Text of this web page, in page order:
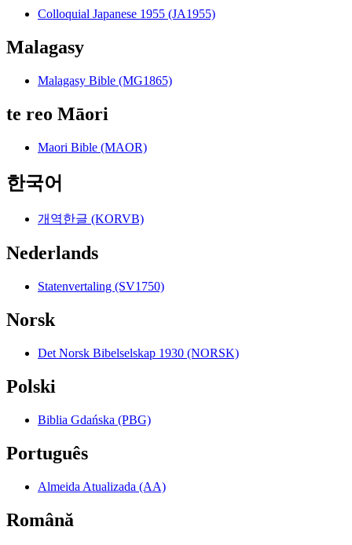
Colloquial Japanese 1955 (JA1955)
Malagasy
Malagasy Bible (MG1865)
te reo Māori
Maori Bible (MAOR)
한국어
개역한글 (KORVB)
Nederlands
Statenvertaling (SV1750)
Norsk
Det Norsk Bibelselskap 1930 (NORSK)
Polski
Biblia Gdańska (PBG)
Português
Almeida Atualizada (AA)
Română